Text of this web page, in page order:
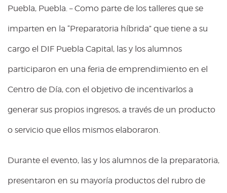
Puebla, Puebla. – Como parte de los talleres que se
imparten en la “Preparatoria híbrida” que tiene a su
cargo el DIF Puebla Capital, las y los alumnos
participaron en una feria de emprendimiento en el
Centro de Día, con el objetivo de incentivarlos a
generar sus propios ingresos, a través de un producto
o servicio que ellos mismos elaboraron.
Durante el evento, las y los alumnos de la preparatoria,
presentaron en su mayoría productos del rubro de